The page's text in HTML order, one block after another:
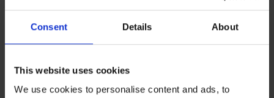
Consent Details About
This website uses cookies
We use cookies to personalise content and ads, to
-40%-40%
LIMITED
Z rovnakej kolekcie